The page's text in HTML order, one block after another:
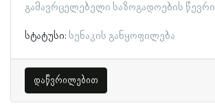
გამავრცელებელი საზოგადოების წევრი
სტატუსი: სენაკის განყოფილება
დაწვრილებით